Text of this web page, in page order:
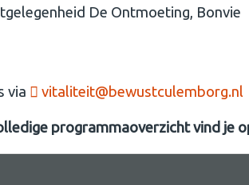
De Ontmoeting, Bonvie
via
vitaliteit@bewustculemborg.nl
programmaoverzicht vind je